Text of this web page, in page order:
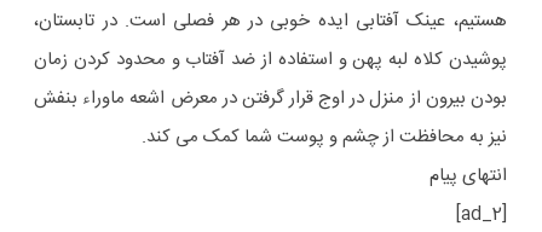
هستیم، عینک آفتابی ایده خوبی در هر فصلی است. در تابستان،
پوشیدن کلاه لبه پهن و استفاده از ضد آفتاب و محدود کردن زمان
بودن بیرون از منزل در اوج قرار گرفتن در معرض اشعه ماوراء بنفش
نیز به محافظت از چشم و پوست شما کمک می کند.
انتهای پیام
[ad_2]